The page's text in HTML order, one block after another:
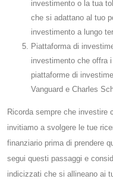
investimento o la tua
che si adattano al tuo
investimento a lungo
Piattaforma di
investimento che offra
piattaforme di
Vanguard e Charles
Ricorda sempre che investire
invitiamo a svolgere le tue
finanziario prima di prendere
segui questi passaggi e
indicizzati che si allineano ai